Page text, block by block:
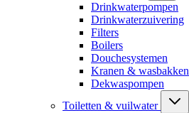
Drinkwaterpompen
Drinkwaterzuivering
Filters
Boilers
Douchesystemen
Kranen & wasbakken
Dekwaspompen
Toiletten & vuilwater